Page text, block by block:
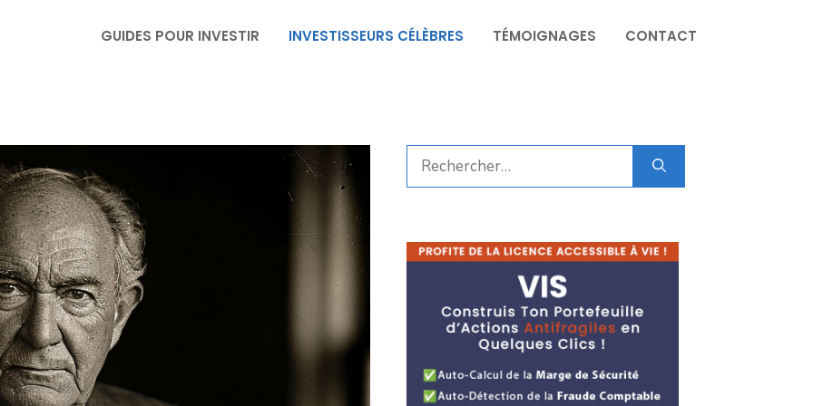
GUIDES POUR INVESTIR INVESTISSEURS CÉLÈBRES TÉMOIGNAGES CONTACT
Rechercher :